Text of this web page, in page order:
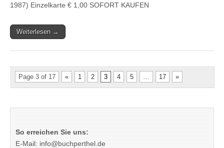
1987) Einzelkarte € 1,00 SOFORT KAUFEN
Weiterlesen →
Page 3 of 17 « 1 2 3 4 5 17 »
So erreichen Sie uns:
E-Mail: info@buchperthel.de